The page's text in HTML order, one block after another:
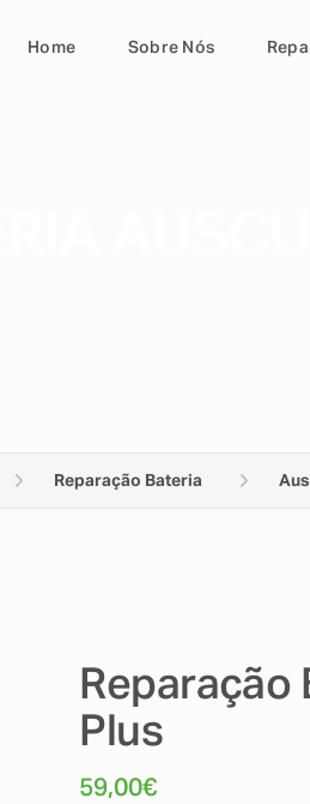
Home Sobre Nós
Reparação Bateria
Reparação
Plus
59,00€